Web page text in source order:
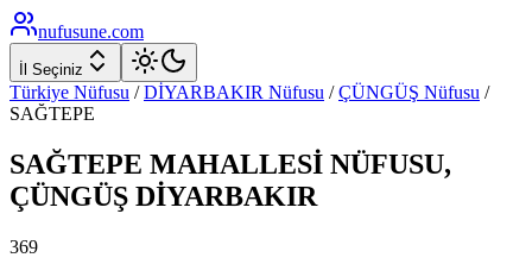
nufusune.com
İl Seçiniz
Türkiye Nüfusu / DİYARBAKIR Nüfusu / ÇÜNGÜŞ Nüfusu /
SAĞTEPE
SAĞTEPE MAHALLESİ NÜFUSU,
ÇÜNGÜŞ DİYARBAKIR
369